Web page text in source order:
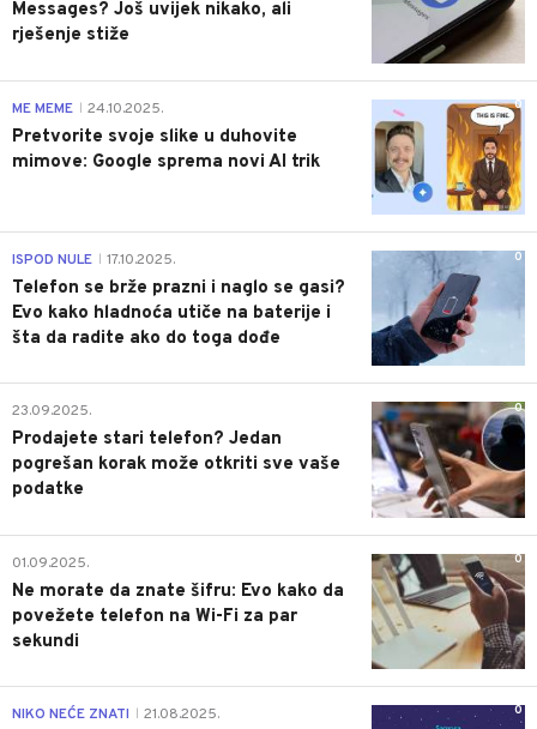
Messages? Još uvijek nikako, ali
rješenje stiže
0
ME MEME 24.10.2025.
Pretvorite svoje slike u duhovite
mimove: Google sprema novi AI trik
0
ISPOD NULE 17.10.2025.
Telefon se brže prazni i naglo se gasi?
Evo kako hladnoća utiče na baterije i
šta da radite ako do toga dođe
0
23.09.2025.
Prodajete stari telefon? Jedan
pogrešan korak može otkriti sve vaše
podatke
0
01.09.2025.
Ne morate da znate šifru: Evo kako da
povežete telefon na Wi-Fi za par
sekundi
0
NIKO NEĆE ZNATI 21.08.2025.